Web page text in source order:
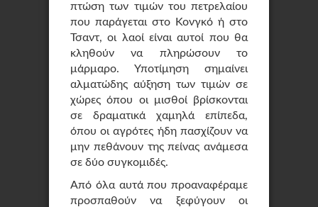
πτώση των τιμών του πετρελαίου
που παράγεται στο Κονγκό ή στο
Τσαντ, οι λαοί είναι αυτοί που θα
κληθούν να πληρώσουν το
μάρμαρο. Υποτίμηση σημαίνει
αλματώδης αύξηση των τιμών σε
χώρες όπου οι μισθοί βρίσκονται
σε δραματικά χαμηλά επίπεδα,
όπου οι αγρότες ήδη πασχίζουν να
μην πεθάνουν της πείνας ανάμεσα
σε δύο συγκομιδές.
Από όλα αυτά που προαναφέραμε
προσπαθούν να ξεφύγουν οι